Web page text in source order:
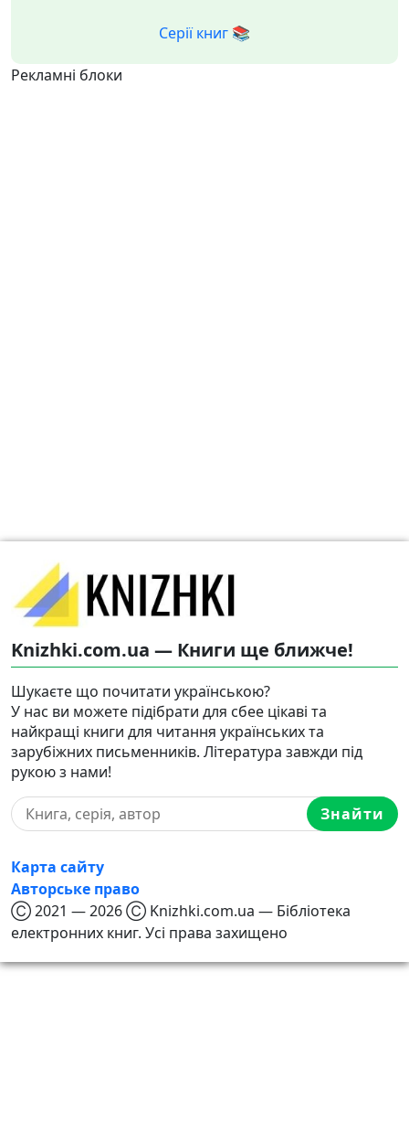
Серії книг 📚
Рекламні блоки
Knizhki.com.ua — Книги ще ближче!
Шукаєте що почитати українською?
У нас ви можете підібрати для сбее цікаві та
найкращі книги для читання українських та
зарубіжних письменників. Література завжди під
рукою з нами!
Знайти
Карта сайту
Авторське право
Ⓒ 2021 — 2026 Ⓒ Knizhki.com.ua — Бібліотека
електронних книг. Усі права захищено